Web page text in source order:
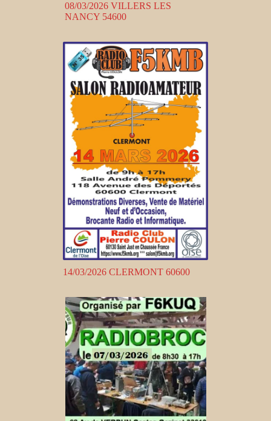
08/03/2026 VILLERS LES
NANCY 54600
14/03/2026 CLERMONT 60600